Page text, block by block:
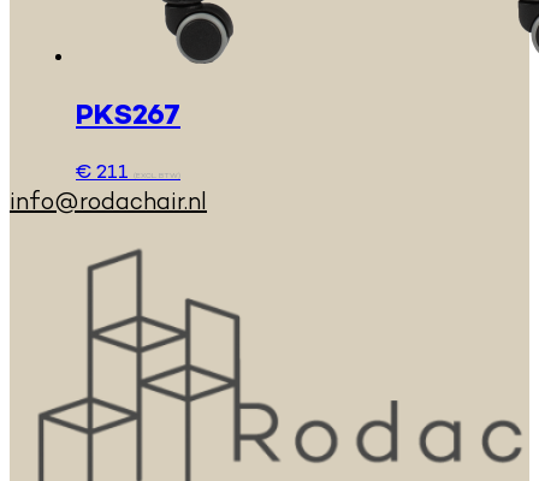
PKS267
€211 (EXCL. BTW)
info@rodachair.nl